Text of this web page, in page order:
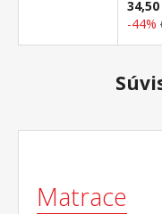
-44%
Matrace